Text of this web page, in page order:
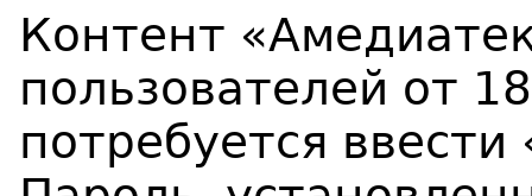
Контент
пользователей от
потребуется ввести